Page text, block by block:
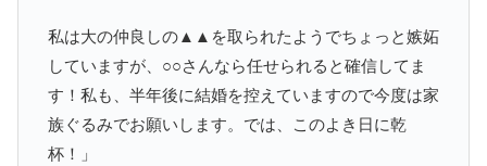
私は大の仲良しの▲▲を取られたようでちょっと嫉妬
していますが、○○さんなら任せられると確信してま
す！私も、半年後に結婚を控えていますので今度は家
族ぐるみでお願いします。では、このよき日に乾
杯！」